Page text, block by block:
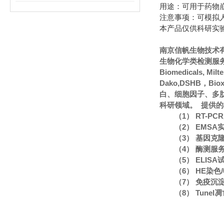
用途：可用于药物
注意事项：可模拟
本产品仅供科研实
南京信帆生物技术
生物化学类检测服
Biomedicals,
Dako,DSHB，
白、细胞因子、多
科研领域。 提供
（1） RT-
（2） EMSA
（3） 基因克
（4） 酶测服
（5） ELISA
（6） HE染
（7） 免疫沉
（8） Tunel